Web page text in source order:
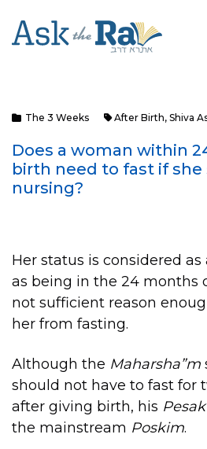
The 3 Weeks After Birth, Shiva
Does a woman within
birth need to fast if
nursing?
Her status is considered
as being in the 24 months
not sufficient reason
her from fasting.
Although the Maharsha”m
should not have to fast for
after giving birth, his Pesak
the mainstream Poskim.